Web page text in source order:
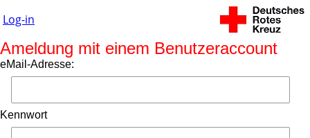
Log-in
Ameldung mit einem Benutzeraccount
eMail-Adresse:
Kennwort